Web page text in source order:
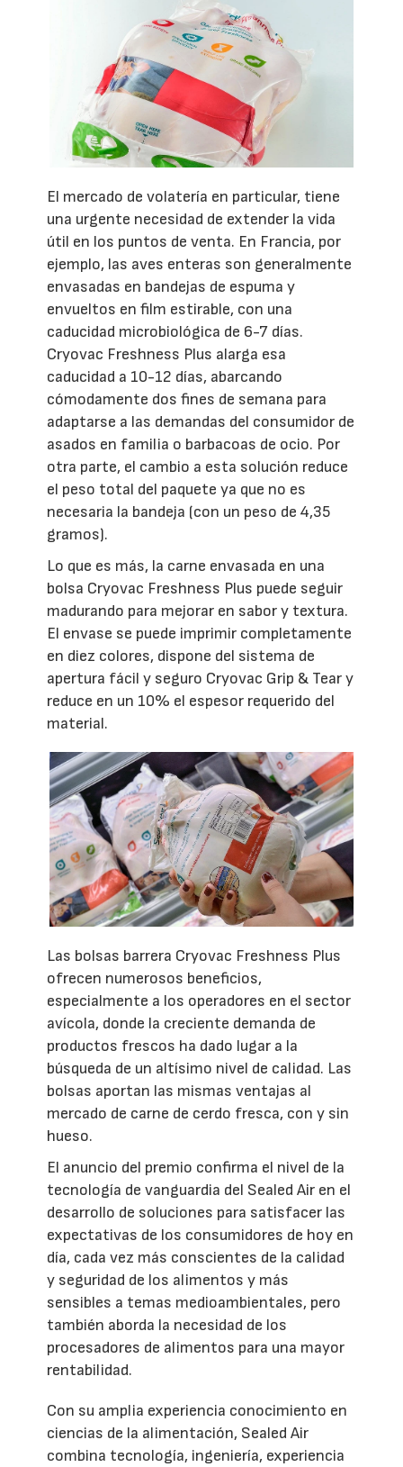
El mercado de volatería en particular, tiene
una urgente necesidad de extender la vida
útil en los puntos de venta. En Francia, por
ejemplo, las aves enteras son generalmente
envasadas en bandejas de espuma y
envueltos en film estirable, con una
caducidad microbiológica de 6-7 días.
Cryovac Freshness Plus alarga esa
caducidad a 10-12 días, abarcando
cómodamente dos fines de semana para
adaptarse a las demandas del consumidor de
asados en familia o barbacoas de ocio. Por
otra parte, el cambio a esta solución reduce
el peso total del paquete ya que no es
necesaria la bandeja (con un peso de 4,35
gramos).
Lo que es más, la carne envasada en una
bolsa Cryovac Freshness Plus puede seguir
madurando para mejorar en sabor y textura.
El envase se puede imprimir completamente
en diez colores, dispone del sistema de
apertura fácil y seguro Cryovac Grip & Tear y
reduce en un 10% el espesor requerido del
material.
Las bolsas barrera Cryovac Freshness Plus
ofrecen numerosos beneficios,
especialmente a los operadores en el sector
avícola, donde la creciente demanda de
productos frescos ha dado lugar a la
búsqueda de un altísimo nivel de calidad. Las
bolsas aportan las mismas ventajas al
mercado de carne de cerdo fresca, con y sin
hueso.
El anuncio del premio confirma el nivel de la
tecnología de vanguardia del Sealed Air en el
desarrollo de soluciones para satisfacer las
expectativas de los consumidores de hoy en
día, cada vez más conscientes de la calidad
y seguridad de los alimentos y más
sensibles a temas medioambientales, pero
también aborda la necesidad de los
procesadores de alimentos para una mayor
rentabilidad.
Con su amplia experiencia conocimiento en
ciencias de la alimentación, Sealed Air
combina tecnología, ingeniería, experiencia